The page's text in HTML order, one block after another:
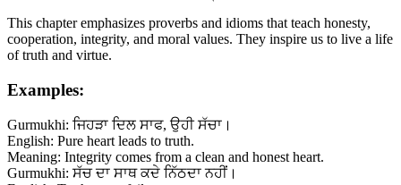
This chapter emphasizes proverbs and idioms that teach honesty,
cooperation, integrity, and moral values. They inspire us to live a life
of truth and virtue.
Examples:
Gurmukhi: ਜਿਹੜਾ ਦਿਲ ਸਾਫ, ਉਹੀ ਸੱਚਾ।
English: Pure heart leads to truth.
Meaning: Integrity comes from a clean and honest heart.
Gurmukhi: ਸੱਚ ਦਾ ਸਾਥ ਕਦੇ ਨਿੱਠਦਾ ਨਹੀਂ।